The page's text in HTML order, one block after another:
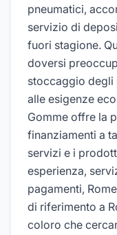
pneumatici,
servizio di
fuori stagione.
doversi
stoccaggio degli
alle esigenze
Gomme offre la
finanziamenti a
servizi e i
esperienza,
pagamenti,
di riferimento a
coloro che